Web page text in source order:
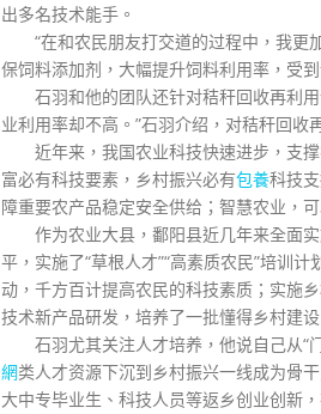
出多名技术能手。
“在和农民朋友打交道的过程中，我更
保饲料添加剂，大幅提升饲料利用率，受
石羽和他的团队还针对秸秆回收再利用
业利用率却不高。”石羽介绍，对秸秆回收
近年来，我国农业科技快速进步，支撑
富必有科技要素，乡村振兴必有包養科技
障重要农产品稳定安全供给；智慧农业，
作为农业大县，鄱阳县近几年来全面实
平，实施了“草根人才”“高素质农民”培训
动，千方百计提高农民的科技素质；实施
技术新产品研发，培养了一批懂得乡村建
石羽尤其关注人才培养，他说自己从“
網类人才资源下沉到乡村振兴一线成为骨
大中专毕业生、科技人员等返乡创业创新